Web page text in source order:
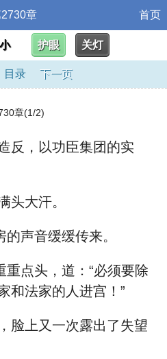
章 首页
小 护眼 关灯
目录 下一页
章(1/2)
反，以功臣集团的实
头大汗。
的声音缓缓传来。
重点头，道：“必须要除
和法家的人进宫！”
脸上又一次露出了失望